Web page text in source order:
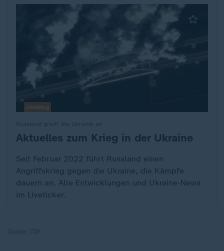
:
Aktuelles zum Krieg in der Ukraine
Seit Februar 2022 führt Russland einen
Angriffskrieg gegen die Ukraine, die Kämpfe
dauern an. Alle Entwicklungen und Ukraine-News
im Liveticker.
Liveblog